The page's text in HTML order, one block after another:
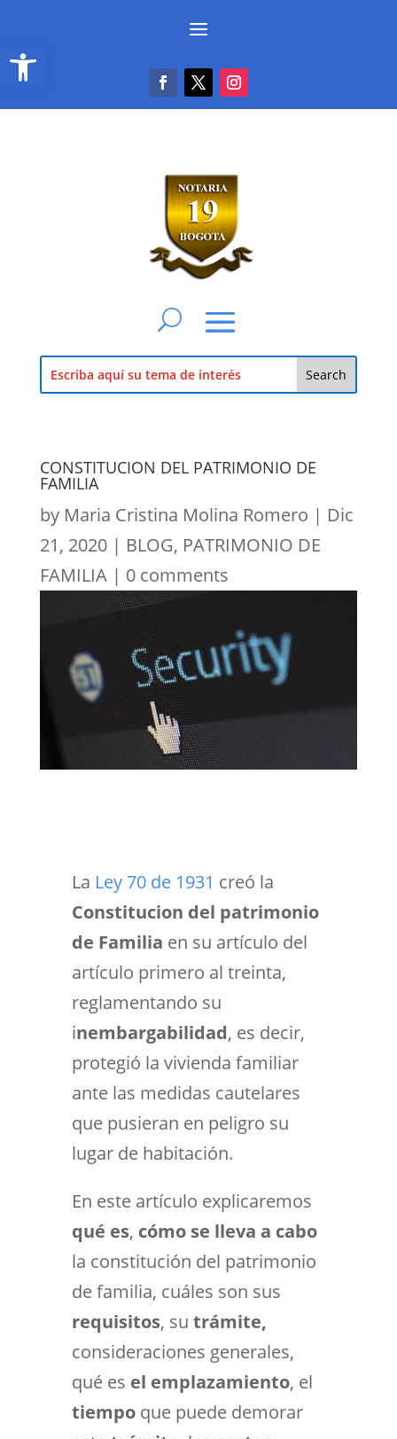
Abrir barra de herramientas
CONSTITUCION DEL PATRIMONIO DE
FAMILIA
by Maria Cristina Molina Romero | Dic
21, 2020| BLOG, PATRIMONIO DE
FAMILIA| 0 comments
La Ley 70 de 1931 creó la
Constitucion del patrimonio
de Familia en su artículo del
artículo primero al treinta,
reglamentando su
inembargabilidad, es decir,
protegió la vivienda familiar
ante las medidas cautelares
que pusieran en peligro su
lugar de habitación.
En este artículo explicaremos
qué es, cómo se lleva a cabo
la constitución del patrimonio
de familia, cuáles son sus
requisitos, su trámite,
consideraciones generales,
qué es el emplazamiento, el
tiempoque puede demorar